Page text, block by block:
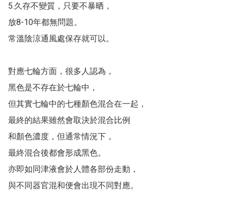
5.久存不變質，只要不暴晒，
放8-10年都無問題。
常溫陰涼通風處保存就可以。
對應七輪方面，很多人認為，
黑色是不存在於七輪中，
但其實七輪中的七種顏色混合在一起，
最終的結果雖然會取決於混合比例
和顏色濃度，但通常情況下，
最終混合後都會形成黑色。
亦即如同津液會於人體各部份走動，
與不同器官混和便會出現不同對應。